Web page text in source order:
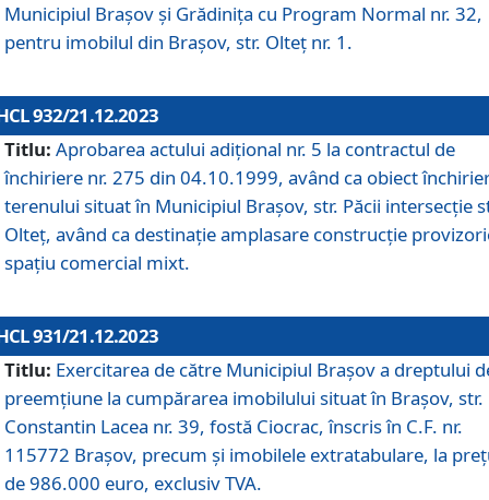
Municipiul Braşov şi Grădinița cu Program Normal nr. 32,
pentru imobilul din Brașov, str. Olteț nr. 1.
932/21.12.2023
Titlu: Aprobarea actului adițional nr. 5 la contractul de
închiriere nr. 275 din 04.10.1999, având ca obiect
terenului situat în Municipiul Brașov, str. Păcii intersecție
Olteț, având ca destinație amplasare construcție
spațiu comercial mixt.
931/21.12.2023
Titlu: Exercitarea de către Municipiul Brașov a dreptului
preemțiune la cumpărarea imobilului situat în Brașov, str.
Constantin Lacea nr. 39, fostă Ciocrac, înscris în C.F. nr.
115772 Brașov, precum și imobilele extratabulare, la
de 986.000 euro, exclusiv TVA.